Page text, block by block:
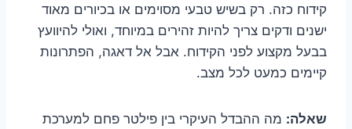
קידוח כזה. רק בשיש טבעי מסוימים או בכיורים מאוד
ישנים ודקים צריך להיות זהירים במיוחד, ואולי להיוועץ
בבעל מקצוע לפני הקידוח. אבל אל דאגה, הפתרונות
קיימים כמעט לכל מצב.
שאלה: מה ההבדל העיקרי בין פילטר פחם למערכת